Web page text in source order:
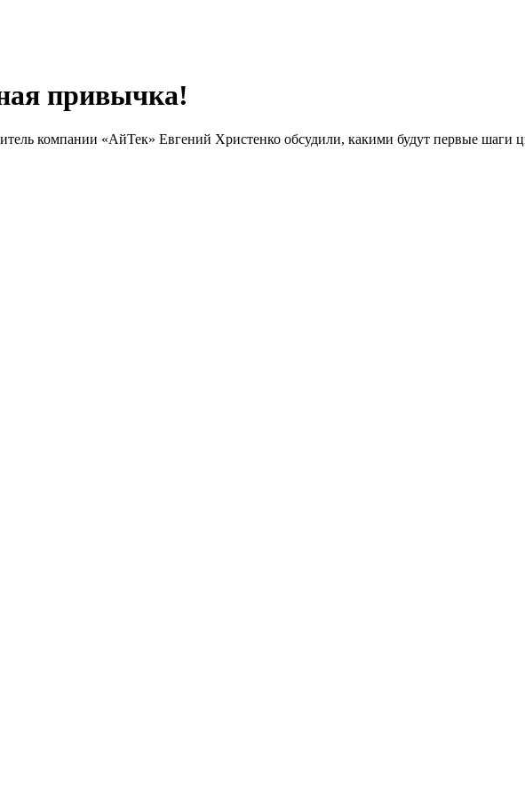
привычка!
компании «АйТек» Евгений Христенко обсудили, какими будут первые шаги